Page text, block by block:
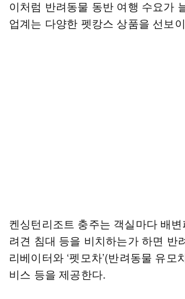
이처럼 반려동물 동반 여행 수요가
업계는 다양한 펫캉스 상품을 선보
켄싱턴리조트 충주는 객실마다 배
려견 침대 등을 비치하는가 하면 반
리베이터와 ‘펫모차’(반려동물 유모
비스 등을 제공한다.